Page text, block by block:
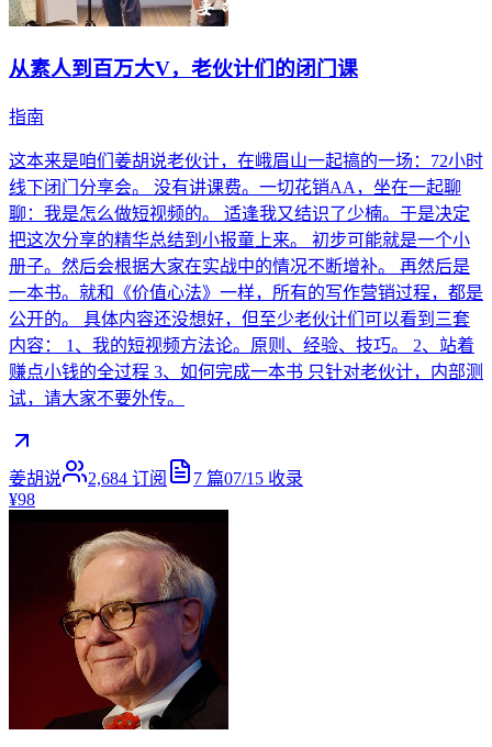
从素人到百万大V，老伙计们的闭门课
指南
这本来是咱们姜胡说老伙计，在峨眉山一起搞的一场：72小时
线下闭门分享会。 没有讲课费。一切花销AA，坐在一起聊
聊：我是怎么做短视频的。 适逢我又结识了少楠。于是决定
把这次分享的精华总结到小报童上来。 初步可能就是一个小
册子。然后会根据大家在实战中的情况不断增补。 再然后是
一本书。就和《价值心法》一样，所有的写作营销过程，都是
公开的。 具体内容还没想好，但至少老伙计们可以看到三套
内容： 1、我的短视频方法论。原则、经验、技巧。 2、站着
赚点小钱的全过程 3、如何完成一本书 只针对老伙计，内部测
试，请大家不要外传。
姜胡说 2,684 订阅 7 篇07/15 收录
¥98